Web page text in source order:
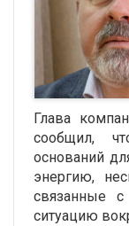
Глава
сообщил,
оснований
энергию,
связанные
ситуацию